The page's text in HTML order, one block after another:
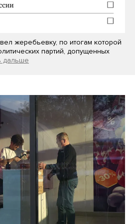
жеребьевку, по итогам которой
партий, допущенных
дальше